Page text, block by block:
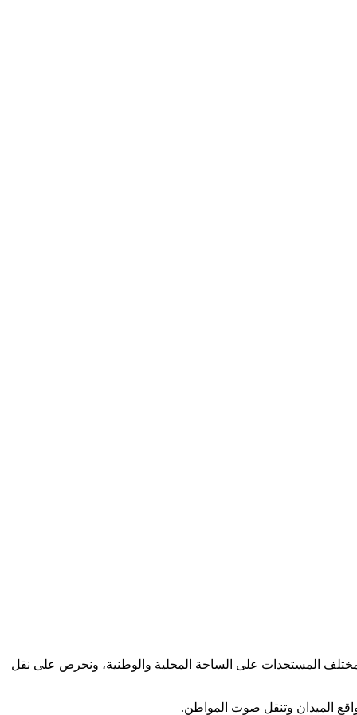
مختلف المستجدات على الساحة المحلية والوطنية، ونحرص على نقل
الميدان وتنقل صوت المواطن.